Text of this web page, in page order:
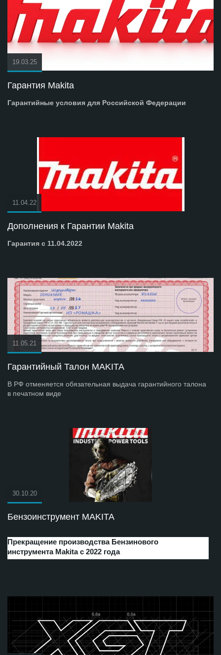
19.03.25
Гарантия Makita
Гарантийные условия для Российской Федерации
11.04.22
Дополнения к Гарантии Makita
Гарантия с 11.04.2022
11.05.21
Гарантийный Талон MAKITA
В РФ отменяется обязательная выдача гарантийного талона
в печатном виде
30.10.20
Бензоинструмент MAKITA
Прекращение производства Бензинового
инструмента Makita с 2022 года